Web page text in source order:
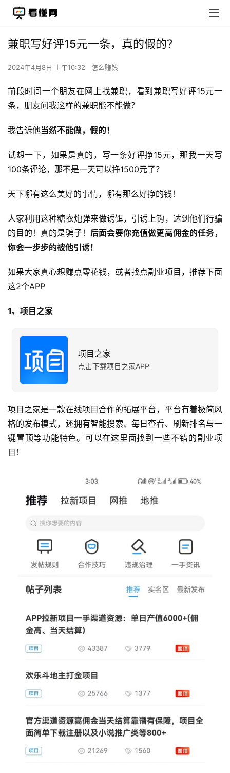
兼职写好评15元一条，真的假的？
2024年4月8日 上午10:32 怎么赚钱
前段时间一个朋友在网上找兼职，看到兼职写好评15元一
条，朋友问我这样的兼职能不能做？
我告诉他当然不能做，假的！
试想一下，如果是真的，写一条好评挣15元，那我一天写
100条评论，那不是一天可以挣1500元了？
天下哪有这么美好的事情，哪有那么好挣的钱！
人家利用这种糖衣炮弹来做诱饵，引诱上钩，达到他们行骗
的目的！真的是骗子！ 后面会要你充值做更高佣金的任务，
你会一步步的被他引诱！
如果大家真心想赚点零花钱，或者找点副业项目，推荐下面
这2个APP
1、项目之家
项目之家
点击下载项目之家APP
项目之家是一款在线项目合作的拓展平台，平台有着极简风
格的发布模式，还拥有智能搜索、每日查看、刷新排名与一
键置顶等功能特色。可以在这里面找到一些不错的副业项
目！